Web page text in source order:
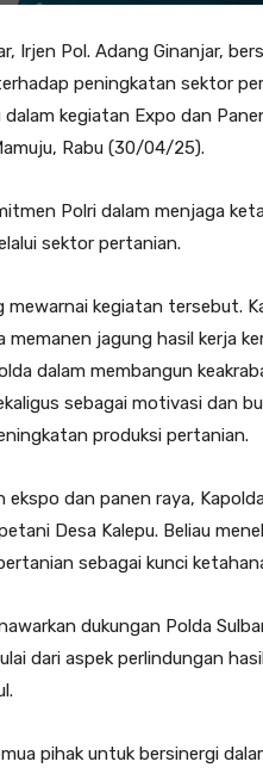
Irjen Pol. Adang Ginanjar,
peningkatan sektor
kegiatan Expo dan
Rabu (30/04/25).
Polri dalam menjaga
sektor pertanian.
kegiatan tersebut.
jagung hasil kerja
dalam membangun
sebagai motivasi dan
produksi pertanian.
dan panen raya,
Desa Kalepu. Beliau
sebagai kunci
dukungan Polda
dari aspek perlindungan
pihak untuk bersinergi